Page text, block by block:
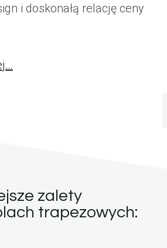
i doskonałą relację ceny
zalety
trapezowych: